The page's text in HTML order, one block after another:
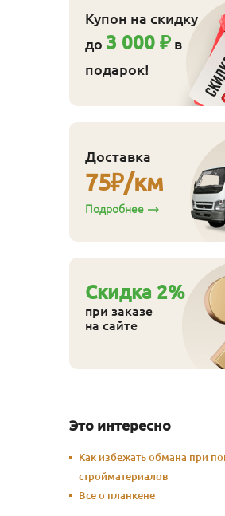
Гвозdeck
Купить
Купон на скидку
до 3 000 ₽ в
подарок!
Доставка
75₽/км
Подробнее
Cкидка 2%
при заказе
на сайте
Это интересно
Как избежать обмана при
стройматериалов
Все о планкене